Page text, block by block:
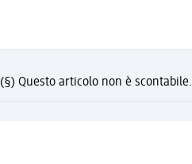
(§) Questo articolo non è scontabile.